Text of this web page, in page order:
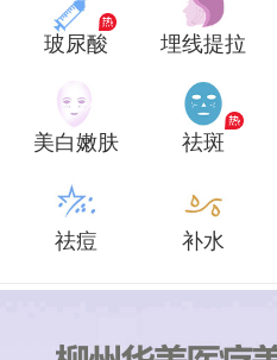
玻尿酸 埋线提拉
美白嫩肤 祛斑
祛痘 补水